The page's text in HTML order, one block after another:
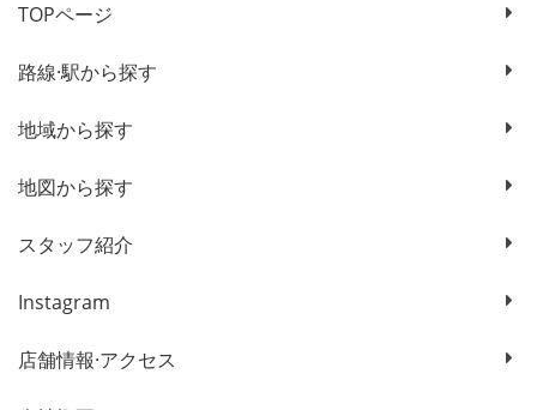
TOPページ
路線·駅から探す
地域から探す
地図から探す
スタッフ紹介
Instagram
店舗情報·アクセス